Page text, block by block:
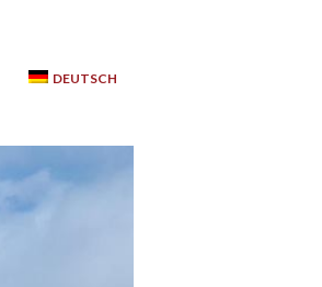
DEUTSCH